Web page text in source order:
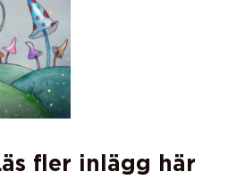
fler inlägg här